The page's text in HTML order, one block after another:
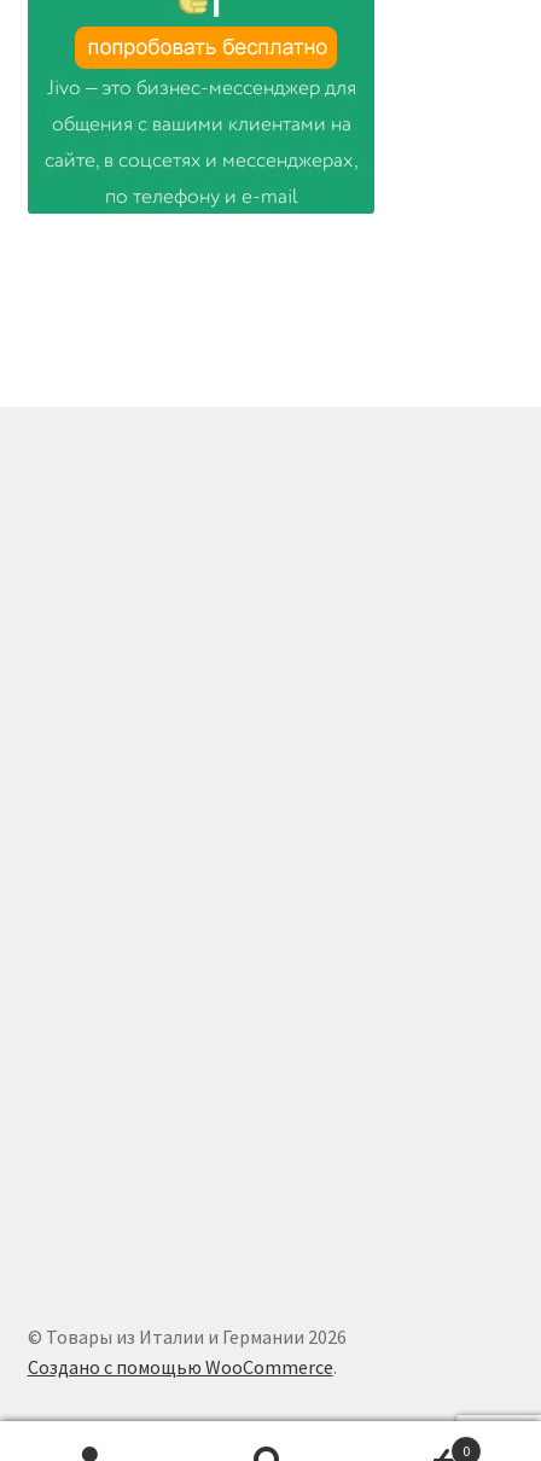
© Товары из Италии и Германии 2026
Создано с помощью WooCommerce.
0